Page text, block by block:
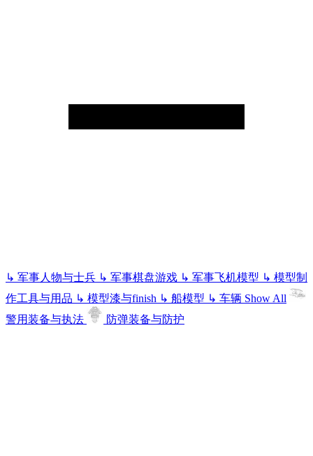
↳ 军事人物与士兵 ↳ 军事棋盘游戏 ↳ 军事飞机模型 ↳ 模型制
作工具与用品 ↳ 模型漆与finish ↳ 船模型 ↳ 车辆 Show All
警用装备与执法
防弹装备与防护